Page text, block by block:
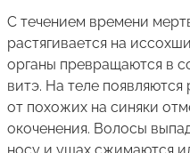
С течением времени
растягивается на
органы превращаются в
витэ. На теле
от похожих на синяки
окоченения. Волосы